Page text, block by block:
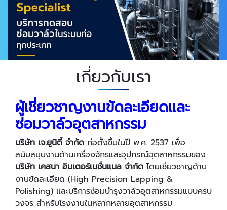
เกี่ยวกับเรา
ผู้เชี่ยวชาญงานขัดละเอียดและ
ซ่อมวาล์วอุตสาหกรรม
บริษัท เจ.ยูนิตี้ จำกัด ก่อตั้งขึ้นในปี พ.ศ. 2537 เพื่อ
สนับสนุนงานด้านเครื่องจักรและอุปกรณ์อุตสาหกรรมของ
บริษัท เคสนา อินเตอร์เนชั่นแนล จำกัด โดยเชี่ยวชาญด้าน
งานขัดละเอียด (High Precision Lapping &
Polishing) และบริการซ่อมบำรุงวาล์วอุตสาหกรรมแบบครบ
วงจร สำหรับโรงงานในหลากหลายอุตสาหกรรม